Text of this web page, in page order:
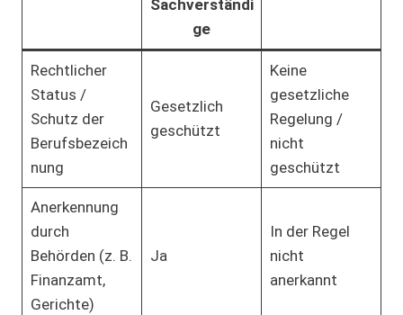
Sachverständi
ge
Rechtlicher
Status /
Schutz der
Berufsbezeich
nung
Gesetzlich
geschützt
Keine
gesetzliche
Regelung /
nicht
geschützt
Anerkennung
durch
Behörden (z. B.
Finanzamt,
Gerichte)
Ja
In der Regel
nicht
anerkannt